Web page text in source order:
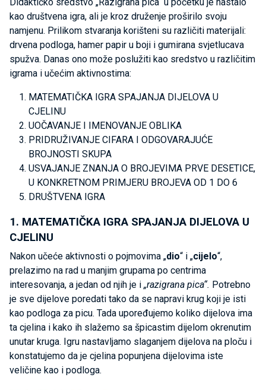
kao društvena igra, ali je kroz druženje proširilo svoju
namjenu. Prilikom stvaranja korišteni su različiti materijali:
drvena podloga, hamer papir u boji i gumirana svjetlucava
spužva. Danas ono može poslužiti kao sredstvo u različitim
igrama i učećim aktivnostima:
MATEMATIČKA IGRA SPAJANJA DIJELOVA U
CJELINU
UOČAVANJE I IMENOVANJE OBLIKA
PRIDRUŽIVANJE CIFARA I ODGOVARAJUĆE
BROJNOSTI SKUPA
USVAJANJE ZNANJA O BROJEVIMA PRVE DESETICE,
U KONKRETNOM PRIMJERU BROJEVA OD 1 DO 6
DRUŠTVENA IGRA
1. MATEMATIČKA IGRA SPAJANJA DIJELOVA U
CJELINU
Nakon učeće aktivnosti o pojmovima „dio“ i „cijelo“,
prelazimo na rad u manjim grupama po centrima
interesovanja, a jedan od njih je i „razigrana pica“. Potrebno
je sve dijelove poredati tako da se napravi krug koji je isti
kao podloga za picu. Tada upoređujemo koliko dijelova ima
ta cjelina i kako ih slažemo sa špicastim dijelom okrenutim
unutar kruga. Igru nastavljamo slaganjem dijelova na ploču i
konstatujemo da je cjelina popunjena dijelovima iste
veličine kao i podloga.